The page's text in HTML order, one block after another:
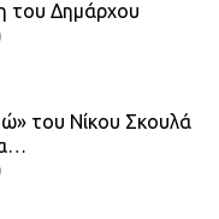
του Δημάρχου
του Νίκου Σκουλά